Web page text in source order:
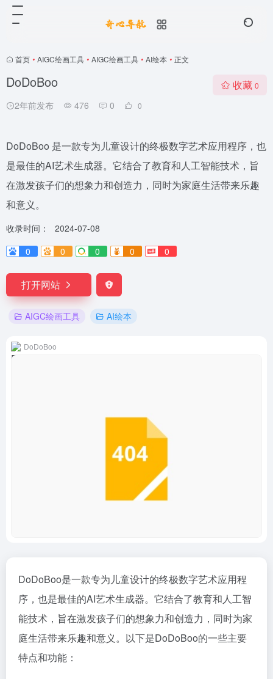
首页 • AIGC绘画工具 • AIGC绘画工具 • AI绘本 • 正文
DoDoBoo
2年前发布 476 0 0
收藏 0
DoDoBoo 是一款专为儿童设计的终极数字艺术应用程序，也
是最佳的AI艺术生成器。它结合了教育和人工智能技术，旨
在激发孩子们的想象力和创造力，同时为家庭生活带来乐趣
和意义。
收录时间：
2024-07-08
0
0 0 0 0
打开网站
AIGC绘画工具 AI绘本
DoDoBoo
DoDoBoo是一款专为儿童设计的终极数字艺术应用程
序，也是最佳的AI艺术生成器。它结合了教育和人工智
能技术，旨在激发孩子们的想象力和创造力，同时为家
庭生活带来乐趣和意义。以下是DoDoBoo的一些主要
特点和功能：